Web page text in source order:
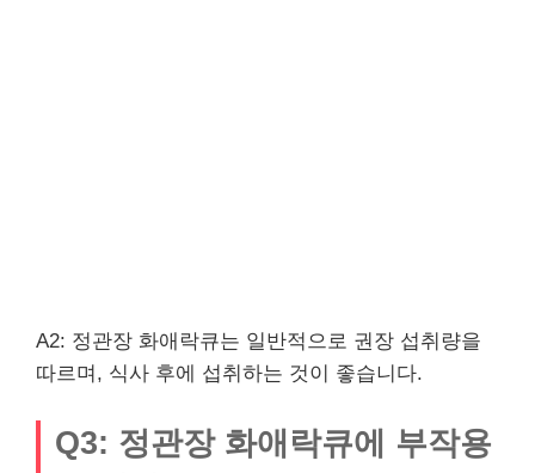
A2: 정관장 화애락큐는 일반적으로 권장 섭취량을
따르며, 식사 후에 섭취하는 것이 좋습니다.
Q3: 정관장 화애락큐에 부작용